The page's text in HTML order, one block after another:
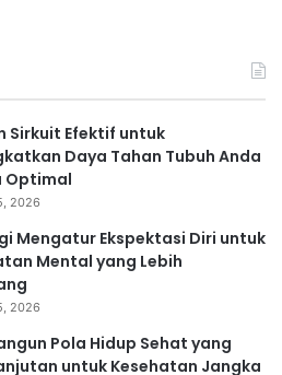
Sirkuit Efektif untuk
Daya Tahan Tubuh Anda
Optimal
2026
Mengatur Ekspektasi Diri untuk
Mental yang Lebih
2026
Pola Hidup Sehat yang
untuk Kesehatan Jangka